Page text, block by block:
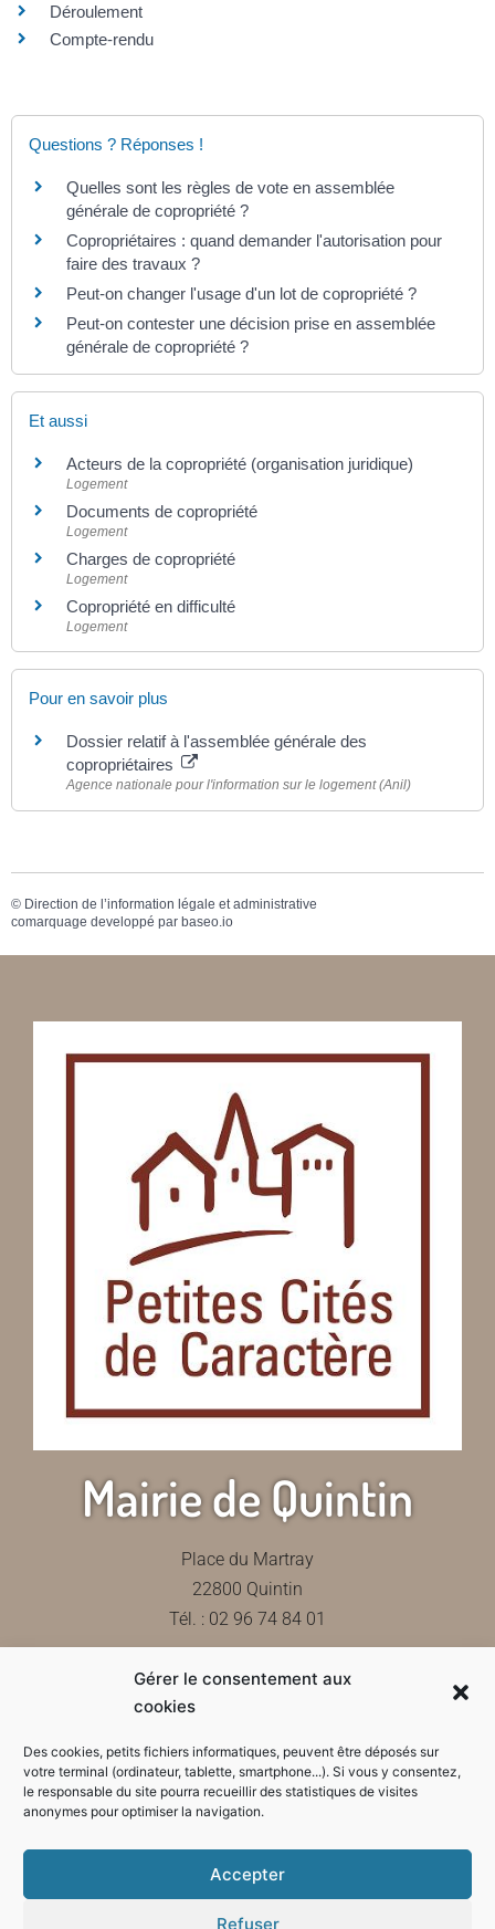
Gérer le consentement aux
cookies
Des cookies, petits fichiers informatiques, peuvent être déposés sur
votre terminal (ordinateur, tablette, smartphone...). Si vous y consentez,
le responsable du site pourra recueillir des statistiques de visites
anonymes pour optimiser la navigation.
Accepter
Refuser
Déroulement
Compte-rendu
Questions ? Réponses !
Quelles sont les règles de vote en assemblée
générale de copropriété ?
Copropriétaires : quand demander l'autorisation pour
faire des travaux ?
Peut-on changer l'usage d'un lot de copropriété ?
Peut-on contester une décision prise en assemblée
générale de copropriété ?
Et aussi
Acteurs de la copropriété (organisation juridique)
Logement
Documents de copropriété
Logement
Charges de copropriété
Logement
Copropriété en difficulté
Logement
Pour en savoir plus
Dossier relatif à l'assemblée générale des
copropriétaires
Agence nationale pour l'information sur le logement (Anil)
© Direction de l’information légale et administrative
comarquage developpé par baseo.io
Mairie de Quintin
Place du Martray
22800 Quintin
Tél. : 02 96 74 84 01
Contactez-nous
Horaires d'ouverture de la mairie